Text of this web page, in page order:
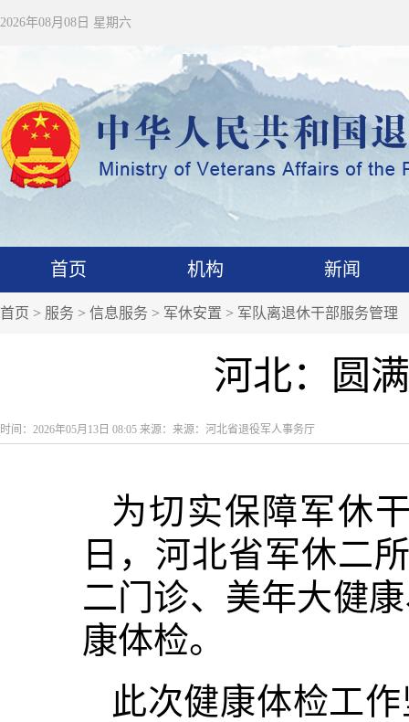
2026年08月08日 星期六
首页 机构 新闻
首页 > 服务 > 信息服务 > 军休安置 > 军队离退休干部服务管理
河北：圆
时间：2026年05月13日 08:05 来源：来源：河北省退役军人事务厅
为切实保障军休
日，河北省军休二
二门诊、美年大健
康体检。
此次健康体检工